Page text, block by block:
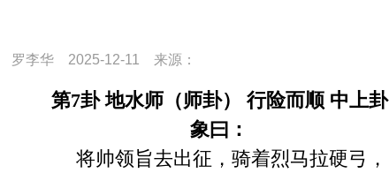
罗李华 2025-12-11 来源：
第7卦 地水师（师卦） 行险而顺 中上卦
象曰：
将帅领旨去出征，骑着烈马拉硬弓，